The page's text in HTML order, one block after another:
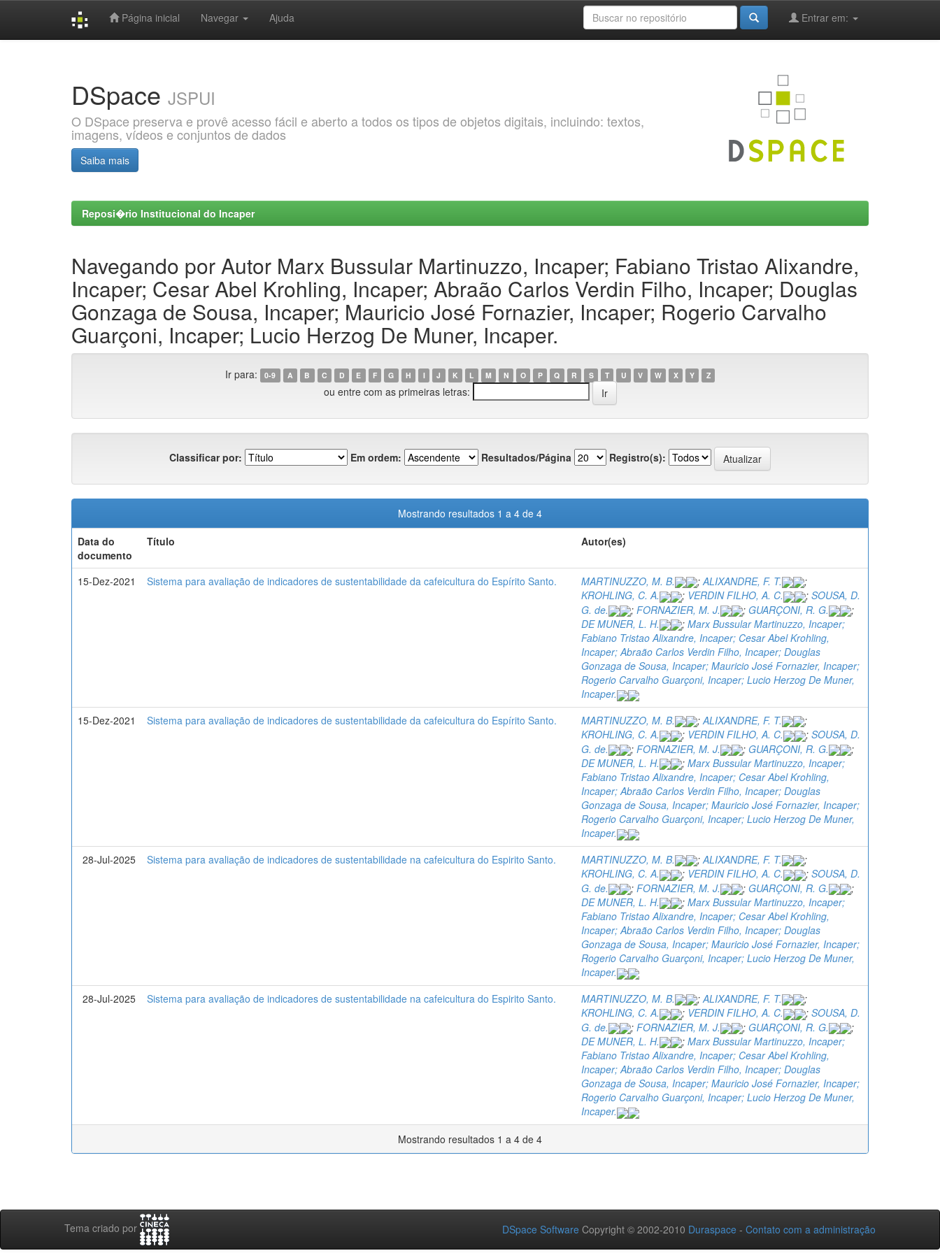
Página inicial Navegar Ajuda Entrar em:
DSpace JSPUI
O DSpace preserva e provê acesso fácil e aberto a todos os tipos de objetos digitais, incluindo: textos,
imagens, vídeos e conjuntos de dados
Saiba mais
Reposi�rio Institucional do Incaper
Navegando por Autor Marx Bussular Martinuzzo, Incaper; Fabiano Tristao Alixandre,
Incaper; Cesar Abel Krohling, Incaper; Abraão Carlos Verdin Filho, Incaper; Douglas
Gonzaga de Sousa, Incaper; Mauricio José Fornazier, Incaper; Rogerio Carvalho
Guarçoni, Incaper; Lucio Herzog De Muner, Incaper.
Ir para: 0-9 A B C D E F G H I J K L M N O P Q R S T U V W X Y Z
ou entre com as primeiras letras:
Classificar por: Em ordem: Resultados/Página Registro(s):
Mostrando resultados 1 a 4 de 4
Data do
documento
Título Autor(es)
15-Dez-2021 Sistema para avaliação de indicadores de sustentabilidade da cafeicultura do Espírito Santo. MARTINUZZO, M. B. ;ALIXANDRE, F. T.
;
KROHLING, C. A.
; VERDIN FILHO, A. C. ; SOUSA, D.
G. de.
; FORNAZIER, M. J. ; GUARÇONI, R. G.
;
DE MUNER, L. H.
; Marx Bussular Martinuzzo, Incaper;
Fabiano Tristao Alixandre, Incaper; Cesar Abel Krohling,
Incaper; Abraão Carlos Verdin Filho, Incaper; Douglas
Gonzaga de Sousa, Incaper; Mauricio José Fornazier, Incaper;
Rogerio Carvalho Guarçoni, Incaper; Lucio Herzog De Muner,
Incaper.
15-Dez-2021
Sistema para avaliação de indicadores de sustentabilidade da cafeicultura do Espírito Santo. MARTINUZZO, M. B. ;ALIXANDRE, F. T.
;
KROHLING, C. A.
; VERDIN FILHO, A. C. ; SOUSA, D.
G. de.
; FORNAZIER, M. J. ; GUARÇONI, R. G.
;
DE MUNER, L. H.
; Marx Bussular Martinuzzo, Incaper;
Fabiano Tristao Alixandre, Incaper; Cesar Abel Krohling,
Incaper; Abraão Carlos Verdin Filho, Incaper; Douglas
Gonzaga de Sousa, Incaper; Mauricio José Fornazier, Incaper;
Rogerio Carvalho Guarçoni, Incaper; Lucio Herzog De Muner,
Incaper.
28-Jul-2025
Sistema para avaliação de indicadores de sustentabilidade na cafeicultura do Espirito Santo. MARTINUZZO, M. B. ;ALIXANDRE, F. T.
;
KROHLING, C. A.
; VERDIN FILHO, A. C. ; SOUSA, D.
G. de.
; FORNAZIER, M. J. ; GUARÇONI, R. G.
;
DE MUNER, L. H.
; Marx Bussular Martinuzzo, Incaper;
Fabiano Tristao Alixandre, Incaper; Cesar Abel Krohling,
Incaper; Abraão Carlos Verdin Filho, Incaper; Douglas
Gonzaga de Sousa, Incaper; Mauricio José Fornazier, Incaper;
Rogerio Carvalho Guarçoni, Incaper; Lucio Herzog De Muner,
Incaper.
28-Jul-2025
Sistema para avaliação de indicadores de sustentabilidade na cafeicultura do Espirito Santo. MARTINUZZO, M. B. ;ALIXANDRE, F. T.
;
KROHLING, C. A.
; VERDIN FILHO, A. C. ; SOUSA, D.
G. de.
; FORNAZIER, M. J. ; GUARÇONI, R. G.
;
DE MUNER, L. H.
; Marx Bussular Martinuzzo, Incaper;
Fabiano Tristao Alixandre, Incaper; Cesar Abel Krohling,
Incaper; Abraão Carlos Verdin Filho, Incaper; Douglas
Gonzaga de Sousa, Incaper; Mauricio José Fornazier, Incaper;
Rogerio Carvalho Guarçoni, Incaper; Lucio Herzog De Muner,
Incaper.
Mostrando resultados 1 a 4 de 4
Tema criado por DSpace Software Copyright © 2002-2010 Duraspace - Contato com a administração